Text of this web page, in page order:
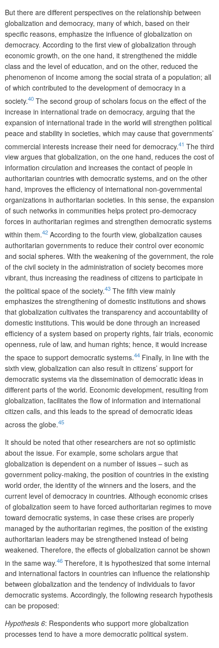
But there are different perspectives on the relationship between
globalization and democracy, many of which, based on their
specific reasons, emphasize the influence of globalization on
democracy. According to the first view of globalization through
economic growth, on the one hand, it strengthened the middle
class and the level of education, and on the other, reduced the
phenomenon of income among the social strata of a population; all
of which contributed to the development of democracy in a
society.40 The second group of scholars focus on the effect of the
increase in international trade on democracy, arguing that the
expansion of international trade in the world will strengthen political
peace and stability in societies, which may cause that governments’
commercial interests increase their need for democracy.41 The third
view argues that globalization, on the one hand, reduces the cost of
information circulation and increases the contact of people in
authoritarian countries with democratic systems, and on the other
hand, improves the efficiency of international non-governmental
organizations in authoritarian societies. In this sense, the expansion
of such networks in communities helps protect pro-democracy
forces in authoritarian regimes and strengthen democratic systems
within them.42 According to the fourth view, globalization causes
authoritarian governments to reduce their control over economic
and social spheres. With the weakening of the government, the role
of the civil society in the administration of society becomes more
vibrant, thus increasing the readiness of citizens to participate in
the political space of the society.43 The fifth view mainly
emphasizes the strengthening of domestic institutions and shows
that globalization cultivates the transparency and accountability of
domestic institutions. This would be done through an increased
efficiency of a system based on property rights, fair trials, economic
openness, rule of law, and human rights; hence, it would increase
the space to support democratic systems.44 Finally, in line with the
sixth view, globalization can also result in citizens’ support for
democratic systems via the dissemination of democratic ideas in
different parts of the world. Economic development, resulting from
globalization, facilitates the flow of information and international
citizen calls, and this leads to the spread of democratic ideas
across the globe.45
It should be noted that other researchers are not so optimistic
about the issue. For example, some scholars argue that
globalization is dependent on a number of issues – such as
government policy-making, the position of countries in the existing
world order, the identity of the winners and the losers, and the
current level of democracy in countries. Although economic crises
of globalization seem to have forced authoritarian regimes to move
toward democratic systems, in case these crises are properly
managed by the authoritarian regimes, the position of the existing
authoritarian leaders may be strengthened instead of being
weakened. Therefore, the effects of globalization cannot be shown
in the same way.46 Therefore, it is hypothesized that some internal
and international factors in countries can influence the relationship
between globalization and the tendency of indivi­duals to favor
democratic systems. Accordingly, the following research hypothesis
can be proposed:
Hypothesis 6: Respondents who support more globalization
processes tend to have a more democratic political system.